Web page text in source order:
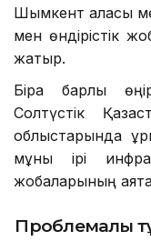
Шымкент қаласы
мен өндірістік
жатыр.
Бірақ барлық
Солтүстік
облыстарында
мұны ірі
жобаларының
Проблемалы